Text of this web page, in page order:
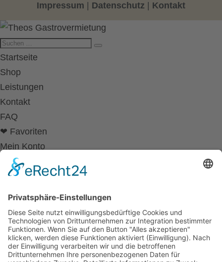
Impressum Datenschutz Kontakt
Startseite
Shop
Leistungen
Kontakt
FAQ
❤ Favoriten
Mein Konto
Betriebsferien
Wir befinden uns vom
19.12.2025 bis einschließlich 07.01.2026